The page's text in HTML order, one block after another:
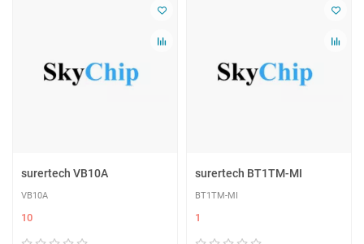
surertech VB10A
VB10A
10
surertech BT1TM-MI
BT1TM-MI
1